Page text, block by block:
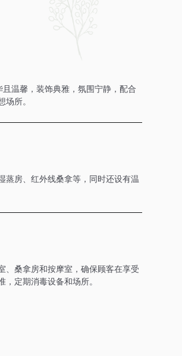
温馨，装饰典雅，氛围宁静，配合
所。
蒸房、红外线桑拿等，同时还设有温
、桑拿房和按摩室，确保顾客在享受
定期消毒设备和场所。